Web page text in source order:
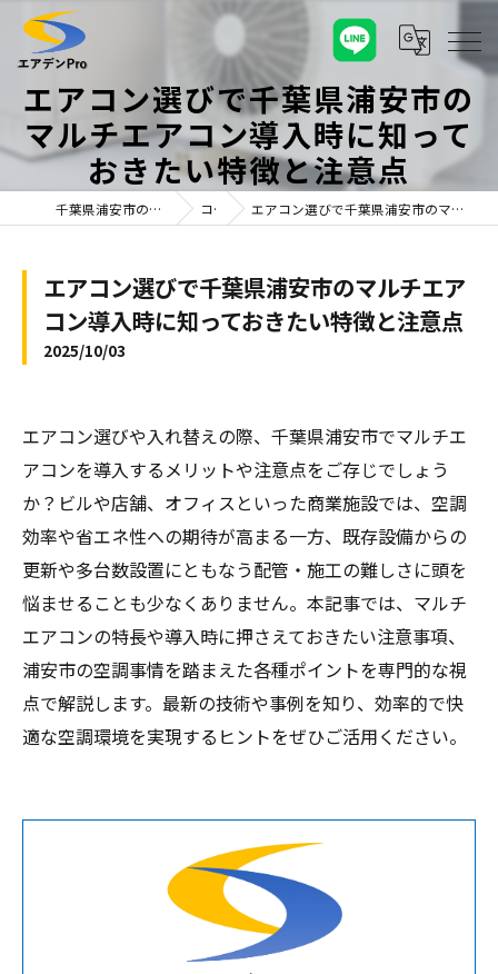
エアコン選びで千葉県浦安市の
マルチエアコン導入時に知って
おきたい特徴と注意点
千葉県浦安市のエアコンならエアデンPro コラム エアコン選びで千葉県浦安市のマルチエアコン導入時に知っておきたい特徴と注意点
エアコン選びで千葉県浦安市のマルチエア
コン導入時に知っておきたい特徴と注意点
2025/10/03
エアコン選びや入れ替えの際、千葉県浦安市でマルチエ
アコンを導入するメリットや注意点をご存じでしょう
か？ビルや店舗、オフィスといった商業施設では、空調
効率や省エネ性への期待が高まる一方、既存設備からの
更新や多台数設置にともなう配管・施工の難しさに頭を
悩ませることも少なくありません。本記事では、マルチ
エアコンの特長や導入時に押さえておきたい注意事項、
浦安市の空調事情を踏まえた各種ポイントを専門的な視
点で解説します。最新の技術や事例を知り、効率的で快
適な空調環境を実現するヒントをぜひご活用ください。